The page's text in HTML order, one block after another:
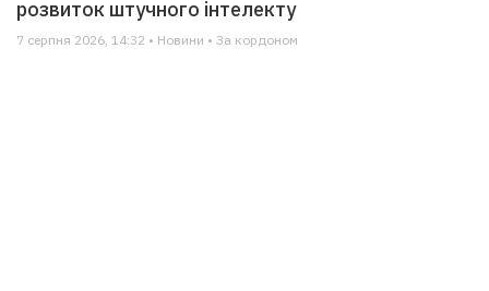
розвиток штучного інтелекту
7 серпня 2026, 14:32 • Новини • За кордоном